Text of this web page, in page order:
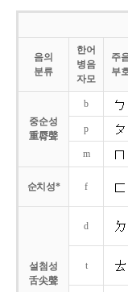
음의
분류
한어
병음
자모
주
부
중순성
重脣聲
b
p
m
순치성* f
설첨성
舌尖聲
d
t